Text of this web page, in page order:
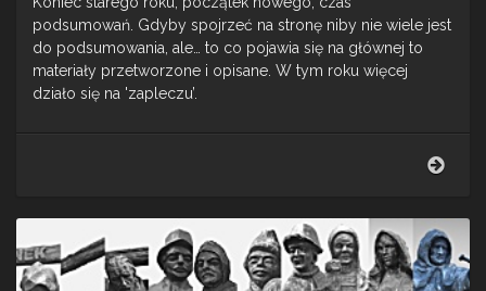
podsumowań. Gdyby spojrzeć na stronę niby nie wiele jest
do podsumowania, ale… to co pojawia się na głównej to
materiały przetworzone i opisane. W tym roku więcej
działo się na 'zapleczu’.